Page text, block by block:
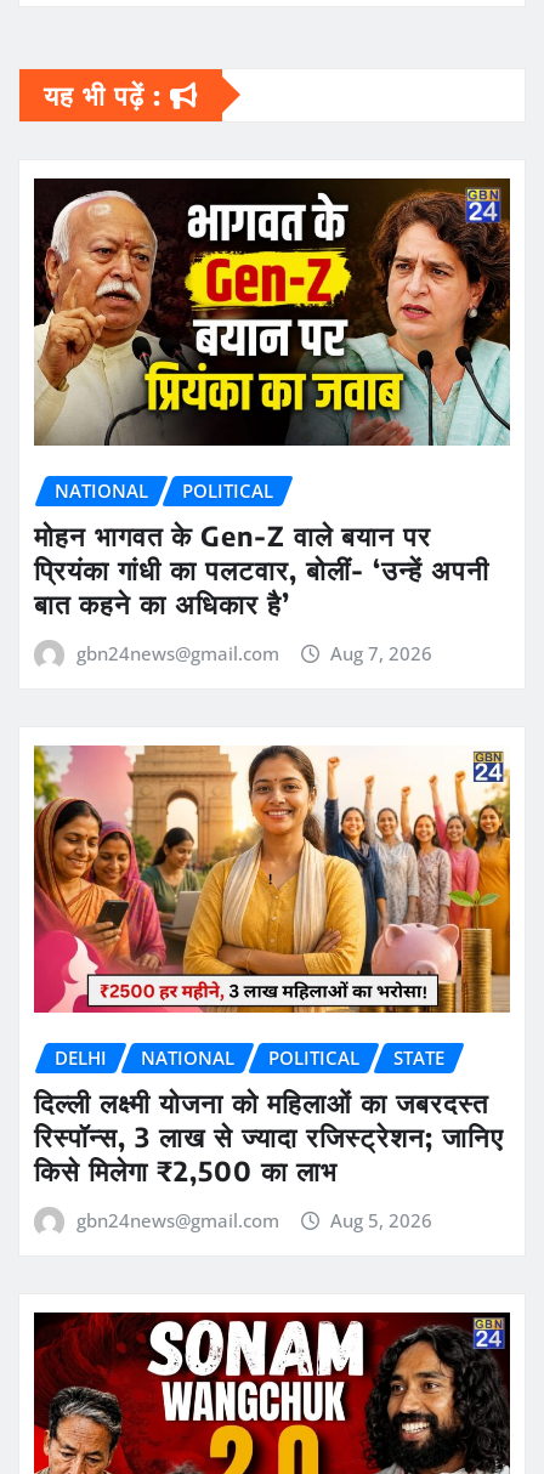
यह भी पढ़ें :
NATIONAL POLITICAL
मोहन भागवत के Gen-Z वाले बयान पर
प्रियंका गांधी का पलटवार, बोलीं- ‘उन्हें अपनी
बात कहने का अधिकार है’
gbn24news@gmail.com Aug 7, 2026
DELHI NATIONAL POLITICAL STATE
दिल्ली लक्ष्मी योजना को महिलाओं का जबरदस्त
रिस्पॉन्स, 3 लाख से ज्यादा रजिस्ट्रेशन; जानिए
किसे मिलेगा ₹2,500 का लाभ
gbn24news@gmail.com Aug 5, 2026